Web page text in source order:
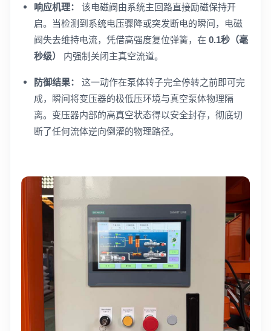
响应机理：
该电磁阀由系统主回路直接励磁保持开
启。当检测到系统电压骤降或突发断电的瞬间，电磁
阀失去维持电流，凭借高强度复位弹簧，在 0.1秒（毫
秒级）
内强制关闭主真空流道。
防御结果：
这一动作在泵体转子完全停转之前即可完
成，瞬间将变压器的极低压环境与真空泵体物理隔
离。变压器内部的高真空状态得以安全封存，彻底切
断了任何流体逆向倒灌的物理路径。